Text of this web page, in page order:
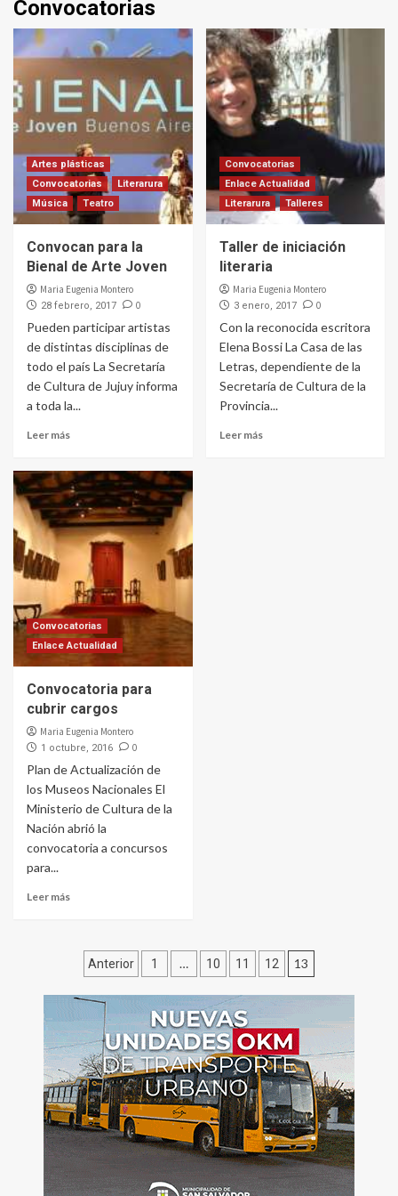
Convocatorias
Artes plásticas
Convocatorias
Literarura
Música
Teatro
Convocan para la
Bienal de Arte Joven
Maria Eugenia Montero
28 febrero, 2017 0
Pueden participar artistas
de distintas disciplinas de
todo el país La Secretaría
de Cultura de Jujuy informa
a toda la...
Leer más
Convocatorias
Enlace Actualidad
Literarura
Talleres
Taller de iniciación
literaria
Maria Eugenia Montero
3 enero, 2017 0
Con la reconocida escritora
Elena Bossi La Casa de las
Letras, dependiente de la
Secretaría de Cultura de la
Provincia...
Leer más
Convocatorias
Enlace Actualidad
Convocatoria para
cubrir cargos
Maria Eugenia Montero
1 octubre, 2016 0
Plan de Actualización de
los Museos Nacionales El
Ministerio de Cultura de la
Nación abrió la
convocatoria a concursos
para...
Leer más
Paginación
de
entradas
Anterior 1 … 10 11 12 13